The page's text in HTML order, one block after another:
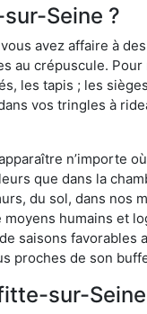
Seine ?
avez affaire à des
au crépuscule.
les tapis ; les
vos tringles à
n’importe
que dans la
du sol, dans nos
humains et
saisons favorables
proches de son
sur-